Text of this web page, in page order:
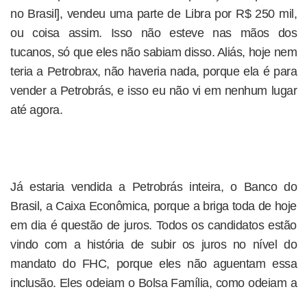
no Brasil], vendeu uma parte de Libra por R$ 250 mil,
ou coisa assim. Isso não esteve nas mãos dos
tucanos, só que eles não sabiam disso. Aliás, hoje nem
teria a Petrobrax, não haveria nada, porque ela é para
vender a Petrobrás, e isso eu não vi em nenhum lugar
até agora.
Já estaria vendida a Petrobrás inteira, o Banco do
Brasil, a Caixa Econô­mica, porque a briga toda de hoje
em dia é questão de juros. Todos os candidatos estão
vindo com a história de subir os juros no nível do
mandato do FHC, porque eles não aguentam essa
inclusão. Eles odeiam o Bolsa Família, como odeiam a